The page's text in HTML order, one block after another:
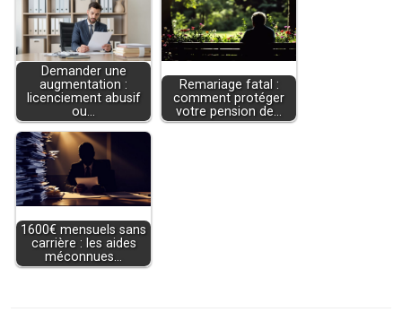
Demander une
augmentation :
licenciement abusif
ou…
Remariage fatal :
comment protéger
votre pension de…
1600€ mensuels sans
carrière : les aides
méconnues…